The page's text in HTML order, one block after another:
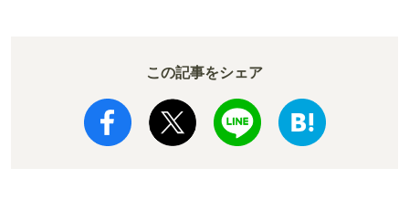
この記事をシェア